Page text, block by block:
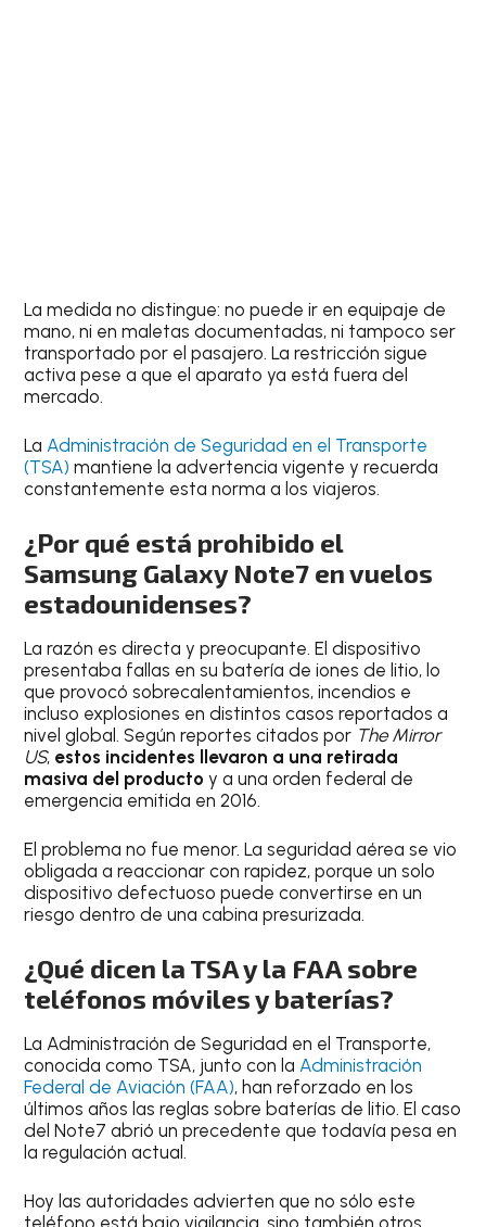
La medida no distingue: no puede ir en equipaje de
mano, ni en maletas documentadas, ni tampoco ser
transportado por el pasajero. La restricción sigue
activa pese a que el aparato ya está fuera del
mercado.
LaAdministración de Seguridad en el Transporte
(TSA) mantiene la advertencia vigente y recuerda
constantemente esta norma a los viajeros.
¿Por qué está prohibido el
Samsung Galaxy Note7 en vuelos
estadounidenses?
La razón es directa y preocupante. El dispositivo
presentaba fallas en su batería de iones de litio, lo
que provocó sobrecalentamientos, incendios e
incluso explosiones en distintos casos reportados a
nivel global. Según reportes citados por The Mirror
US, estos incidentes llevaron a una retirada
masiva del productoy a una orden federal de
emergencia emitida en 2016.
El problema no fue menor. La seguridad aérea se vio
obligada a reaccionar con rapidez, porque un solo
dispositivo defectuoso puede convertirse en un
riesgo dentro de una cabina presurizada.
¿Qué dicen la TSA y la FAA sobre
teléfonos móviles y baterías?
La Administración de Seguridad en el Transporte,
conocida como TSA, junto con la Administración
Federal de Aviación (FAA), han reforzado en los
últimos años las reglas sobre baterías de litio. El caso
del Note7 abrió un precedente que todavía pesa en
la regulación actual.
Hoy las autoridades advierten que no sólo este